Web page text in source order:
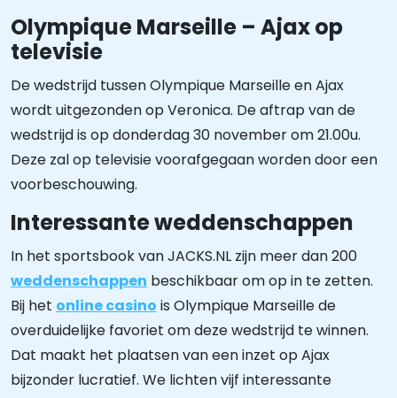
Olympique Marseille – Ajax op
televisie
De wedstrijd tussen Olympique Marseille en Ajax
wordt uitgezonden op Veronica. De aftrap van de
wedstrijd is op donderdag 30 november om 21.00u.
Deze zal op televisie voorafgegaan worden door een
voorbeschouwing.
Interessante weddenschappen
In het sportsbook van JACKS.NL zijn meer dan 200
weddenschappen beschikbaar om op in te zetten.
Bij het online casino is Olympique Marseille de
overduidelijke favoriet om deze wedstrijd te winnen.
Dat maakt het plaatsen van een inzet op Ajax
bijzonder lucratief. We lichten vijf interessante